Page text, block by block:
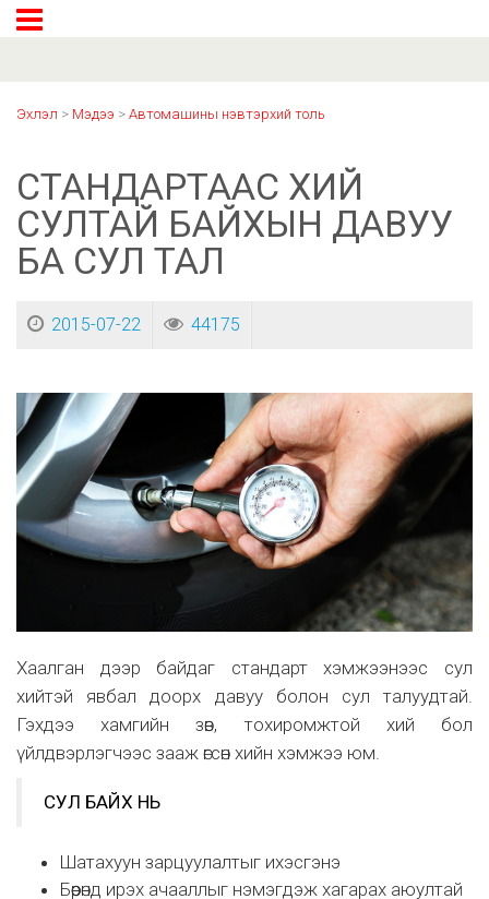
Эхлэл > Мэдээ > Автомашины нэвтэрхий толь
СТАНДАРТААС ХИЙ
СУЛТАЙ БАЙХЫН ДАВУУ
БА СУЛ ТАЛ
2015-07-22 44175
Хаалган дээр байдаг стандарт хэмжээнээс сул
хийтэй явбал доорх давуу болон сул талуудтай.
Гэхдээ хамгийн зөв, тохиромжтой хий бол
үйлдвэрлэгчээс зааж өгсөн хийн хэмжээ юм.
СУЛ БАЙХ НЬ
Шатахуун зарцуулалтыг ихэсгэнэ
Бөөрөнд ирэх ачааллыг нэмэгдэж хагарах аюултай